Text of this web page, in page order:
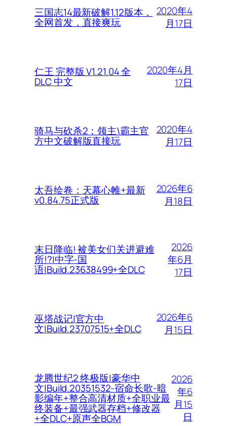
三国志14最新破解1.12版本，
全网首发，直接爽玩
2020年4
月17日
仁王 完整版 V1.21.04 全
DLC 中文
2020年4月
17日
骑马与砍杀2：领主\霸主官
方中文破解版直接玩
2020年4
月17日
太吾绘卷：天幕心帷+最新
v0.84.75正式版
2026年6
月18日
末日降临! 被美女们关进避难
所!?|中字-国
语|Build.23638499+全DLC
2026
年6月
17日
巫塔战记|官方中
文|Build.23707515+全DLC
2026年6
月15日
龙腾世纪2 终极版|豪华中
文|Build.20351532-宿命长歌-暗
影编年+整合高清材质+全职业最
终装备+最强武器存档+修改器
+全DLC+原声全BGM
2026
年6
月15
日